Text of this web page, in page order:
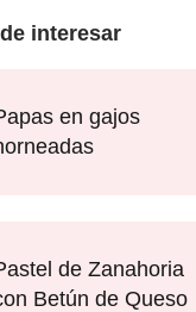
interesar
en gajos
de Zanahoria
Betún de Queso